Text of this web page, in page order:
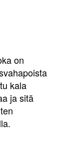
on
kala
ja sitä